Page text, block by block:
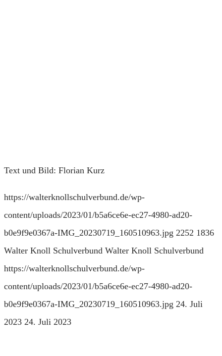
Text und Bild: Florian Kurz
https://walterknollschulverbund.de/wp-
content/uploads/2023/01/b5a6ce6e-ec27-4980-ad20-
b0e9f9e0367a-IMG_20230719_160510963.jpg 2252 1836
Walter Knoll Schulverbund Walter Knoll Schulverbund
https://walterknollschulverbund.de/wp-
content/uploads/2023/01/b5a6ce6e-ec27-4980-ad20-
b0e9f9e0367a-IMG_20230719_160510963.jpg 24. Juli
2023 24. Juli 2023